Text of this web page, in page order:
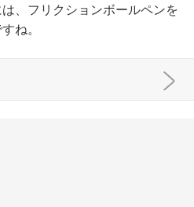
、フリクションボールペンを
ね。